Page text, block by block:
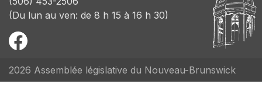
(Du lun au ven: de 8 h 15 à 16 h 30)
2026 Assemblée législative du Nouveau-Brunswick